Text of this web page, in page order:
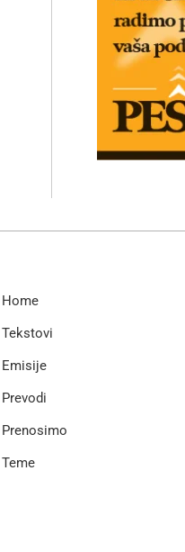
Home
Tekstovi
Emisije
Prevodi
Prenosimo
Teme